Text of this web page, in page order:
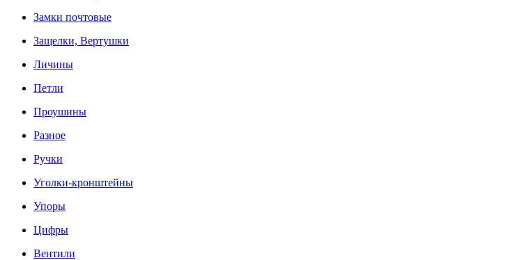
Замки почтовые
Защелки, Вертушки
Личины
Петли
Проушины
Разное
Ручки
Уголки-кронштейны
Упоры
Цифры
Вентили